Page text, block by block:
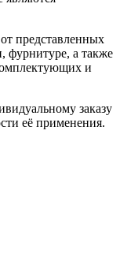
представленных
фурнитуре, а также
и
заказу
её применения.